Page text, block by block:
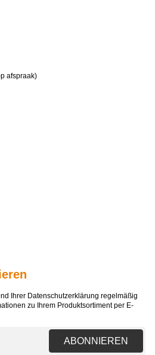
afspraak)
Ihrer Datenschutzerklärung regelmäßig
zu Ihrem Produktsortiment per E-
ABONNIEREN